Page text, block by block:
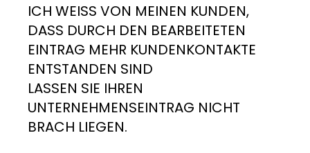
ICH WEISS VON MEINEN KUNDEN,
DASS DURCH DEN BEARBEITETEN
EINTRAG MEHR KUNDENKONTAKTE
ENTSTANDEN SIND
LASSEN SIE IHREN
UNTERNEHMENSEINTRAG NICHT
BRACH LIEGEN.